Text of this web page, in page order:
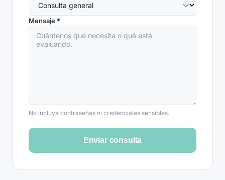
Mensaje *
No incluya contraseñas ni credenciales sensibles.
Enviar consulta